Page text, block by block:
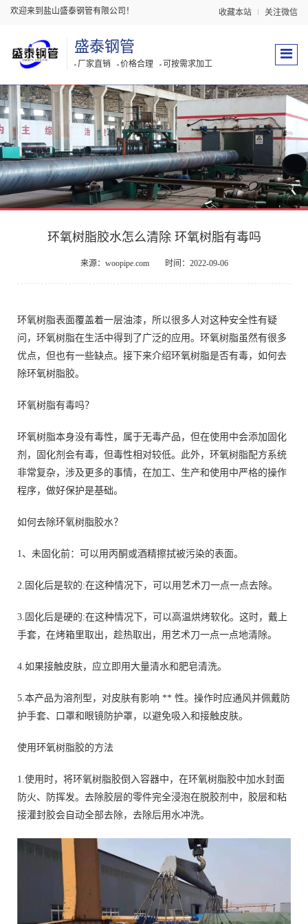
欢迎来到盐山盛泰钢管有限公司！ 收藏本站 关注微信
盛泰钢管
厂家直销 价格合理 可按需求加工
环氧树脂胶水怎么清除 环氧树脂有毒吗
来源：woopipe.com 时间：2022-09-06
环氧树脂表面覆盖着一层油漆，所以很多人对这种安全性有疑
问，环氧树脂在生活中得到了广泛的应用。环氧树脂虽然有很多
优点，但也有一些缺点。接下来介绍环氧树脂是否有毒，如何去
除环氧树脂胶。
环氧树脂有毒吗？
环氧树脂本身没有毒性，属于无毒产品，但在使用中会添加固化
剂，固化剂会有毒，但毒性相对较低。此外，环氧树脂配方系统
非常复杂，涉及更多的事情，在加工、生产和使用中严格的操作
程序，做好保护是基础。
如何去除环氧树脂胶水？
1、未固化前：可以用丙酮或酒精擦拭被污染的表面。
2.固化后是软的:在这种情况下，可以用艺术刀一点一点去除。
3.固化后是硬的:在这种情况下，可以高温烘烤软化。这时，戴上
手套，在烤箱里取出，趁热取出，用艺术刀一点一点地清除。
4.如果接触皮肤，应立即用大量清水和肥皂清洗。
5.本产品为溶剂型，对皮肤有影响 ** 性。操作时应通风并佩戴防
护手套、口罩和眼镜防护罩，以避免吸入和接触皮肤。
使用环氧树脂胶的方法
1.使用时，将环氧树脂胶倒入容器中，在环氧树脂胶中加水封面
防火、防挥发。去除胶层的零件完全浸泡在脱胶剂中，胶层和粘
接灌封胶会自动全部去除，去除后用水冲洗。